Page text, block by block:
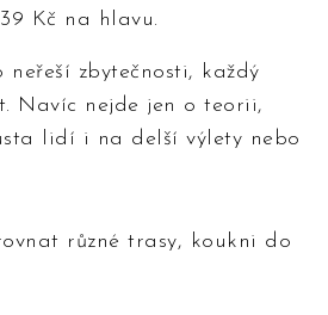
Kč na hlavu.
zbytečnosti, každý
Navíc nejde jen o teorii,
lidí i na delší výlety nebo
různé trasy, koukni do